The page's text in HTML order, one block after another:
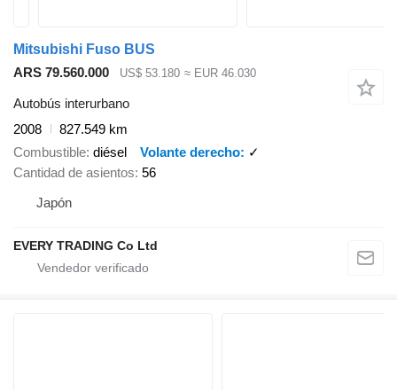
Mitsubishi Fuso BUS
ARS 79.560.000
US$ 53.180 ≈ EUR 46.030
Autobús interurbano
2008
827.549 km
Combustible diésel Volante derecho
✓
Cantidad de asientos 56
Japón
EVERY TRADING Co Ltd